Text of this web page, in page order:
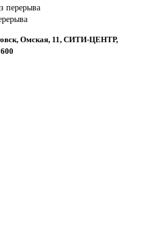
перерыва
Омская, 11, СИТИ-ЦЕНТР,